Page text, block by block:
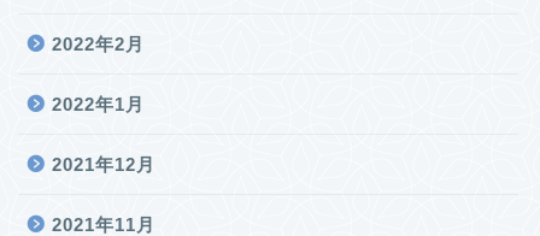
2022年2月
2022年1月
2021年12月
2021年11月